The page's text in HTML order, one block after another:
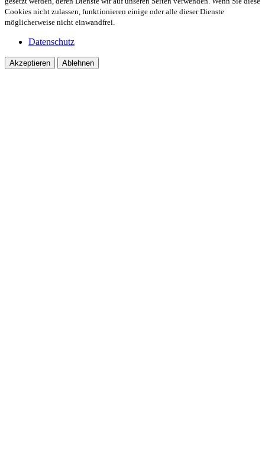
Cookies nicht zulassen, funktionieren einige oder alle dieser Dienste
möglicherweise nicht einwandfrei.
Datenschutz
Akzeptieren Ablehnen